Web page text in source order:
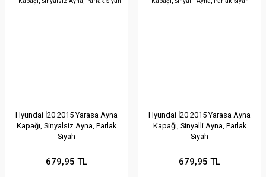
Hyundai İ20 2015 Yarasa Ayna
Kapağı, Sinyalsiz Ayna, Parlak
Siyah
679,95 TL
Hyundai İ20 2015 Yarasa Ayna
Kapağı, Sinyalli Ayna, Parlak
Siyah
679,95 TL